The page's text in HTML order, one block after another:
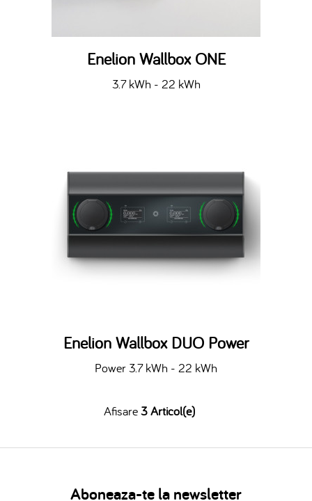
Enelion Wallbox ONE
3.7 kWh - 22 kWh
Enelion Wallbox DUO Power
Power 3.7 kWh - 22 kWh
Afisare3 Articol(e)
Aboneaza-te la newsletter